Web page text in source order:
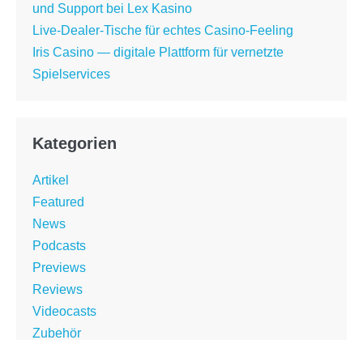
und Support bei Lex Kasino
Live-Dealer-Tische für echtes Casino-Feeling
Iris Casino — digitale Plattform für vernetzte
Spielservices
Kategorien
Artikel
Featured
News
Podcasts
Previews
Reviews
Videocasts
Zubehör